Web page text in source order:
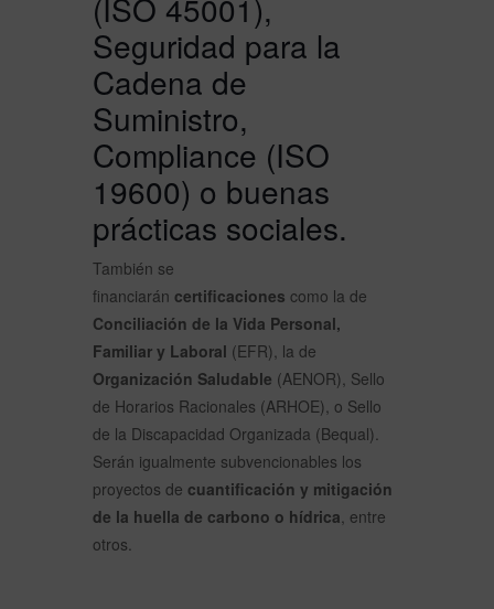
(ISO 45001),
Seguridad para la
Cadena de
Suministro,
Compliance (ISO
19600) o buenas
prácticas sociales.
También se
financiarán certificaciones como la de
Conciliación de la Vida Personal,
Familiar y Laboral (EFR), la de
Organización Saludable (AENOR), Sello
de Horarios Racionales (ARHOE), o Sello
de la Discapacidad Organizada (Bequal).
Serán igualmente subvencionables los
proyectos de cuantificación y mitigación
de la huella de carbono o hídrica, entre
otros.